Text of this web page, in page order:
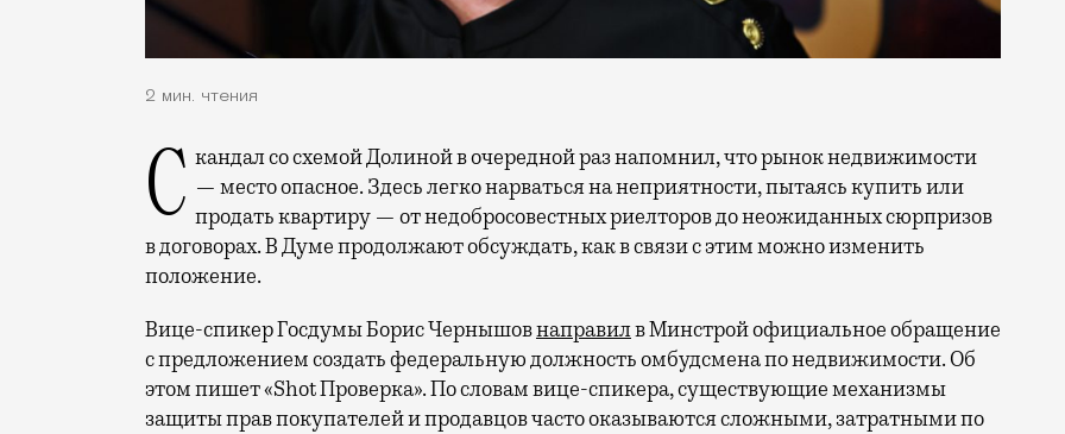
2 мин. чтения
Скандал со схемой Долиной в очередной раз напомнил, что рынок недвижимости — место опасное. Здесь легко нарваться на неприятности, пытаясь купить или
продать квартиру — от недобросовестных риелторов до неожиданных сюрпризов
в договорах. В Думе продолжают обсуждать, как в связи с этим можно изменить
положение.
Вице-спикер Госдумы Борис Чернышовнаправилв Минстрой официальное обращение
с предложением создать федеральную должность омбудсмена по недвижимости. Об
этом пишет «Shot Проверка». По словам вице-спикера, существующие механизмы
защиты прав покупателей и продавцов часто оказываются сложными, затратными по